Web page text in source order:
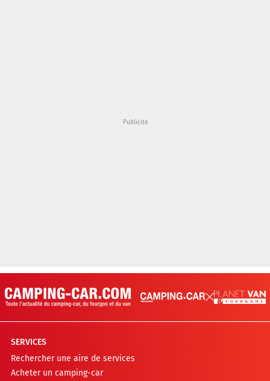
SERVICES
Rechercher une aire de services
Acheter un camping-car